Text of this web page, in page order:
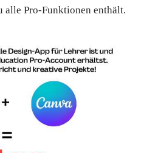
alle Pro-Funktionen enthält.